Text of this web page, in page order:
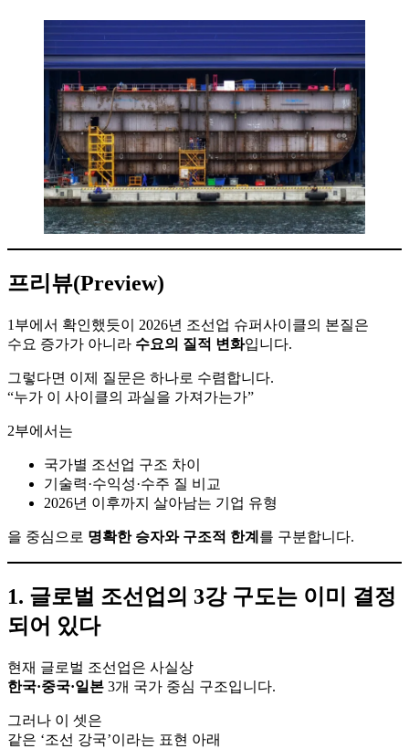
프리뷰(Preview)
1부에서 확인했듯이 2026년 조선업 슈퍼사이클의 본질은
수요 증가가 아니라 수요의 질적 변화입니다.
그렇다면 이제 질문은 하나로 수렴합니다.
“누가 이 사이클의 과실을 가져가는가”
2부에서는
국가별 조선업 구조 차이
기술력·수익성·수주 질 비교
2026년 이후까지 살아남는 기업 유형
을 중심으로 명확한 승자와 구조적 한계 를 구분합니다.
1. 글로벌 조선업의 3강 구도는 이미 결정
되어 있다
현재 글로벌 조선업은 사실상
한국·중국·일본 3개 국가 중심 구조입니다.
그러나 이 셋은
같은 ‘조선 강국’이라는 표현 아래